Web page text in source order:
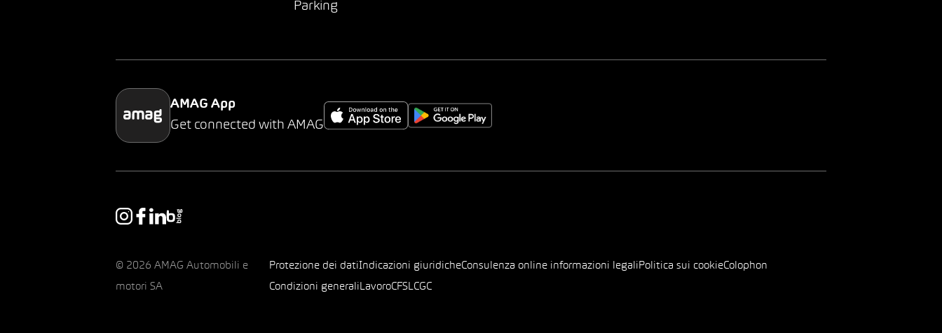
Parking
AMAG App
Get connected with AMAG
© 2026 AMAG Automobili e
motori SA
Protezione dei datiIndicazioni giuridicheConsulenza online informazioni legali Politica sui cookieColophon
Condizioni generali LavoroCFSLCGC